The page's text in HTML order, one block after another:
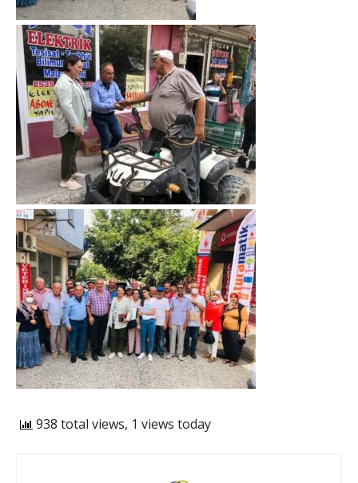
938 total views, 1 views today